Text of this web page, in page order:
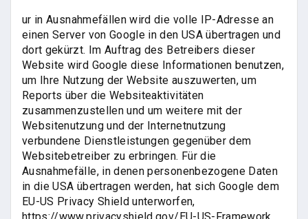
ur in Ausnahmefällen wird die volle IP-Adresse an
einen Server von Google in den USA übertragen und
dort gekürzt. Im Auftrag des Betreibers dieser
Website wird Google diese Informationen benutzen,
um Ihre Nutzung der Website auszuwerten, um
Reports über die Websiteaktivitäten
zusammenzustellen und um weitere mit der
Websitenutzung und der Internetnutzung
verbundene Dienstleistungen gegenüber dem
Websitebetreiber zu erbringen. Für die
Ausnahmefälle, in denen personenbezogene Daten
in die USA übertragen werden, hat sich Google dem
EU-US Privacy Shield unterworfen,